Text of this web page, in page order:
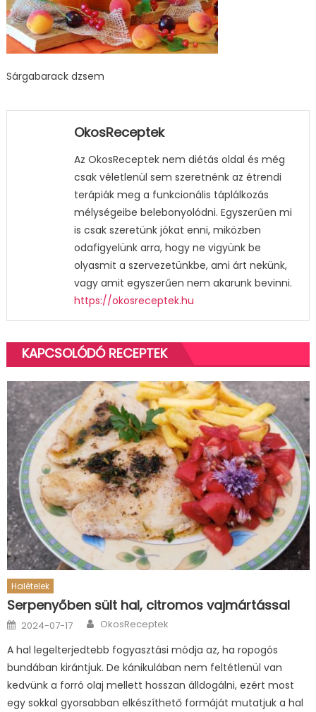
Sárgabarack dzsem
OkosReceptek
Az OkosReceptek nem diétás oldal és még
csak véletlenül sem szeretnénk az étrendi
terápiák meg a funkcionális táplálkozás
mélységeibe belebonyolódni. Egyszerűen mi
is csak szeretünk jókat enni, miközben
odafigyelünk arra, hogy ne vigyünk be
olyasmit a szervezetünkbe, ami árt nekünk,
vagy amit egyszerűen nem akarunk bevinni.
https://okosreceptek.hu
KAPCSOLÓDÓ RECEPTEK
Halételek
Serpenyőben sült hal, citromos vajmártással
Posted
on
2024-07-17 Author
OkosReceptek
A hal legelterjedtebb fogyasztási módja az, ha ropogós
bundában kirántjuk. De kánikulában nem feltétlenül van
kedvünk a forró olaj mellett hosszan álldogálni, ezért most
egy sokkal gyorsabban elkészíthető formáját mutatjuk a hal